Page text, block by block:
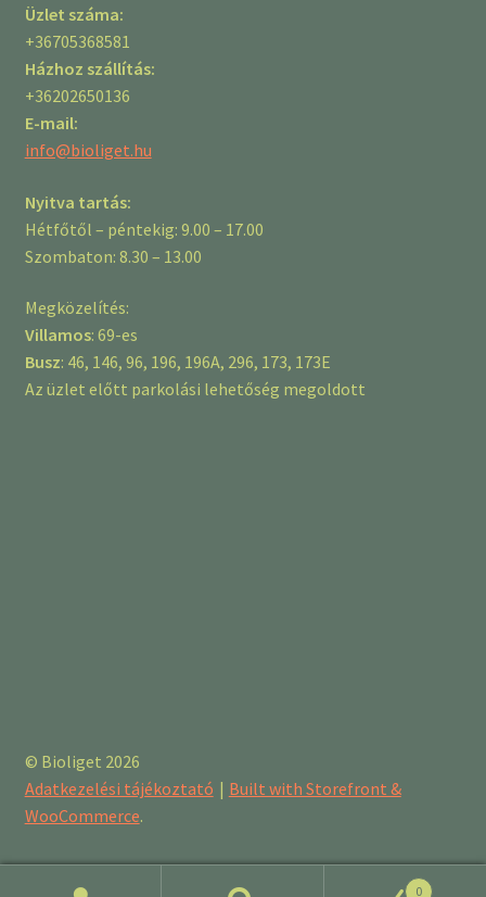
Üzlet száma:
+36705368581
Házhoz szállítás:
+36202650136
E-mail:
info@bioliget.hu
Nyitva tartás:
Hétfőtől – péntekig: 9.00 – 17.00
Szombaton: 8.30 – 13.00
Megközelítés:
Villamos: 69-es
Busz: 46, 146, 96, 196, 196A, 296, 173, 173E
Az üzlet előtt parkolási lehetőség megoldott
© Bioliget 2026
Adatkezelési tájékoztató
Built with Storefront &
WooCommerce.
0